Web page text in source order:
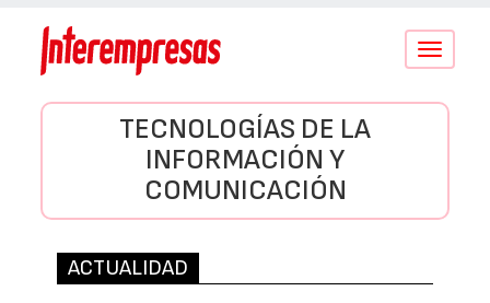
Conmutar
TECNOLOGÍAS DE LA
INFORMACIÓN Y
COMUNICACIÓN
ACTUALIDAD